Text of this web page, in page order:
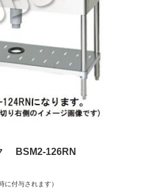
ク BSM2-126RN
に付与されます）